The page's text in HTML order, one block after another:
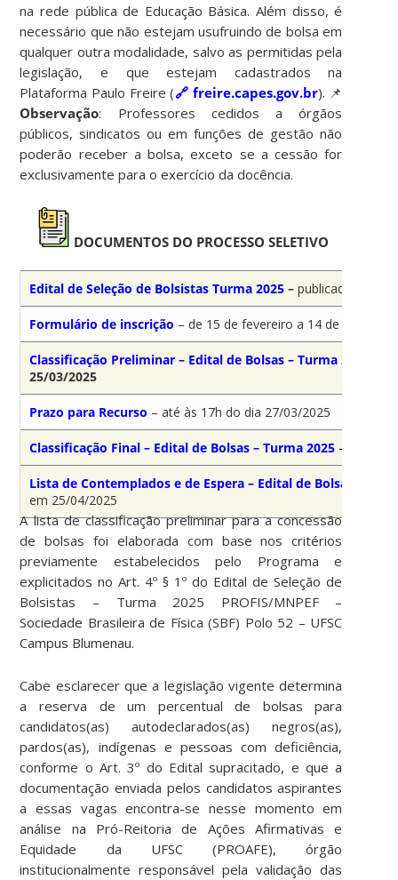
na rede pública de Educação Básica. Além disso, é
necessário que não estejam usufruindo de bolsa em
qualquer outra modalidade, salvo as permitidas pela
legislação, e que estejam cadastrados na
Plataforma Paulo Freire (🔗 freire.capes.gov.br). 📌
Observação: Professores cedidos a órgãos
públicos, sindicatos ou em funções de gestão não
poderão receber a bolsa, exceto se a cessão for
exclusivamente para o exercício da docência.
DOCUMENTOS DO PROCESSO SELETIVO
Edital de Seleção de Bolsistas Turma 2025 –publicado em
Formulário de inscrição – de 15 de fevereiro a 14 de março
Classificação Preliminar – Edital de Bolsas – Turma 2025
25/03/2025
Prazo para Recurso – até às 17h do dia 27/03/2025
Classificação Final – Edital de Bolsas – Turma 2025 –
Lista de Contemplados e de Espera – Edital de Bolsas –
em 25/04/2025
A lista de classificação preliminar para a concessão
de bolsas foi elaborada com base nos critérios
previamente estabelecidos pelo Programa e
explicitados no Art. 4º § 1º do Edital de Seleção de
Bolsistas – Turma 2025 PROFIS/MNPEF –
Sociedade Brasileira de Física (SBF) Polo 52 – UFSC
Campus Blumenau.
Cabe esclarecer que a legislação vigente determina
a reserva de um percentual de bolsas para
candidatos(as) autodeclarados(as) negros(as),
pardos(as), indígenas e pessoas com deficiência,
conforme o Art. 3º do Edital supracitado, e que a
documentação enviada pelos candidatos aspirantes
a essas vagas encontra-se nesse momento em
análise na Pró-Reitoria de Ações Afirmativas e
Equidade da UFSC (PROAFE), órgão
institucionalmente responsável pela validação das